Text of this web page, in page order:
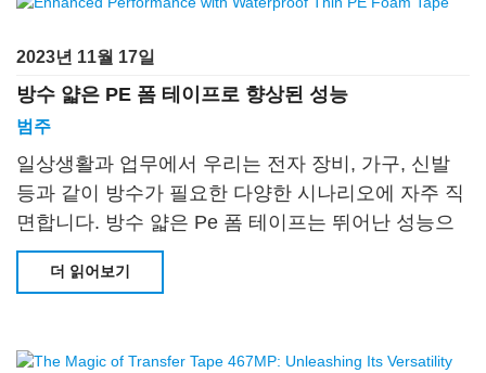
2023년 11월 17일
방수 얇은 PE 폼 테이프로 향상된 성능
범주
일상생활과 업무에서 우리는 전자 장비, 가구, 신발
등과 같이 방수가 필요한 다양한 시나리오에 자주 직
면합니다. 방수 얇은 Pe 폼 테이프는 뛰어난 성능으
로 인해 널리 인기가 있습니다
더 읽어보기